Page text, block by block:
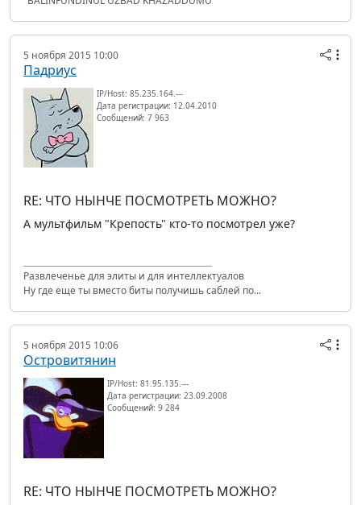
5 ноября 2015 10:00
Падриус
IP/Host: 85.235.164.---
Дата регистрации: 12.04.2010
Сообщений: 7 963
RE: ЧТО НЫНЧЕ ПОСМОТРЕТЬ МОЖНО?
А мультфильм "Крепость" кто-то посмотрел уже?
Развлеченье для элиты и для интеллектуалов
Ну где еще ты вместо биты получишь саблей по...
5 ноября 2015 10:06
Островитянин
IP/Host: 81.95.135.---
Дата регистрации: 23.09.2008
Сообщений: 9 284
RE: ЧТО НЫНЧЕ ПОСМОТРЕТЬ МОЖНО?